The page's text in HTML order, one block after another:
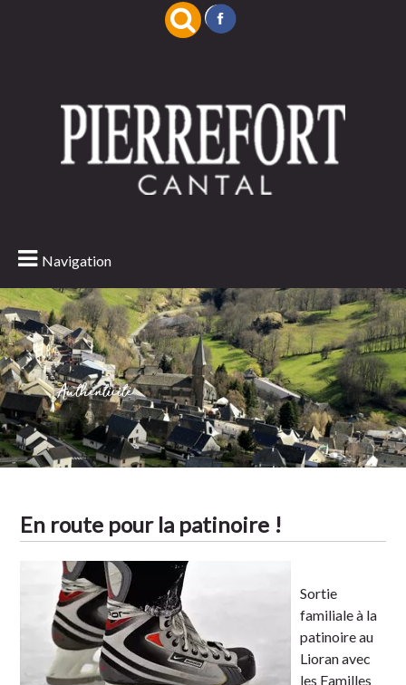
Navigation
Authenticité
En route pour la patinoire !
Sortie
familiale à la
patinoire au
Lioran avec
les Familles